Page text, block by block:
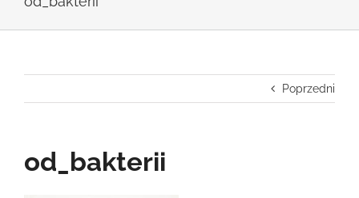
Poprzedni
od_bakterii